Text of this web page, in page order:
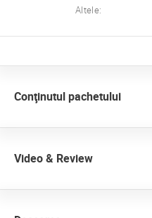
Altele:
Conţinutul pachetului
Video & Review